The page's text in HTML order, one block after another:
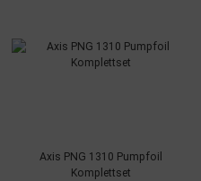
Axis PNG 1310 Pumpfoil
Komplettset